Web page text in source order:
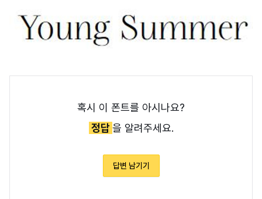
혹시 이 폰트를 아시나요?
정답을 알려주세요.
답변 남기기